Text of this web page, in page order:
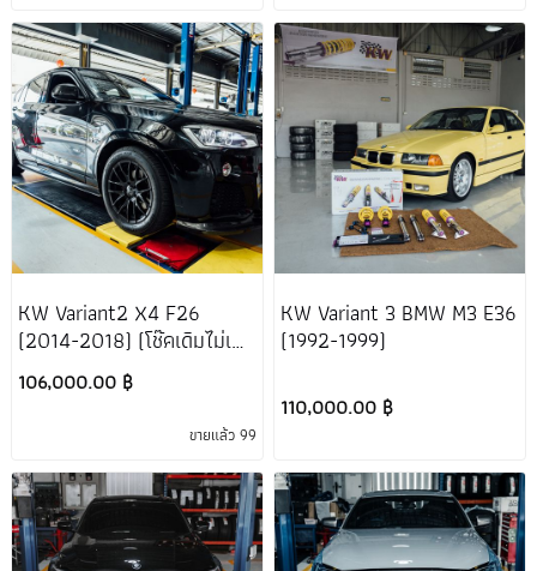
KW Variant2 X4 F26
(2014-2018) (โช๊คเดิมไม่เป็น
ไฟฟ้า)
106,000.00 ฿
ขายแล้ว 99
KW Variant 3 BMW M3 E36
(1992-1999)
110,000.00 ฿